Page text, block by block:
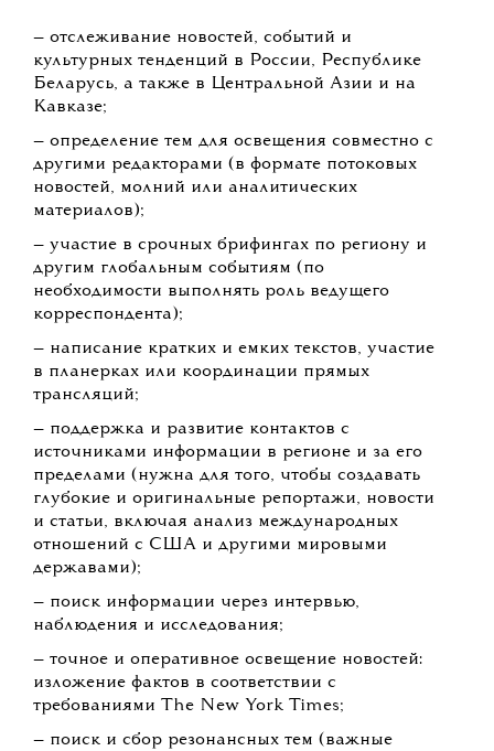
— отслеживание новостей, событий и
культурных тенденций в России, Республике
Беларусь, а также в Центральной Азии и на
Кавказе;
— определение тем для освещения совместно с
другими редакторами (в формате потоковых
новостей, молний или аналитических
материалов);
— участие в срочных брифингах по региону и
другим глобальным событиям (по
необходимости выполнять роль ведущего
корреспондента);
— написание кратких и емких текстов, участие
в планерках или координации прямых
трансляций;
— поддержка и развитие контактов с
источниками информации в регионе и за его
пределами (нужна для того, чтобы создавать
глубокие и оригинальные репортажи, новости
и статьи, включая анализ международных
отношений с США и другими мировыми
державами);
— поиск информации через интервью,
наблюдения и исследования;
— точное и оперативное освещение новостей:
изложение фактов в соответствии с
требованиями The New York Times;
— поиск и сбор резонансных тем (важные